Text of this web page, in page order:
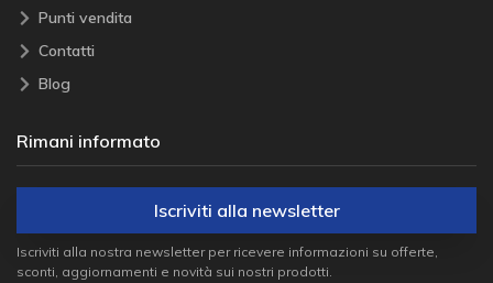
Punti vendita
Contatti
Blog
Rimani informato
Iscriviti alla newsletter
Iscriviti alla nostra newsletter per ricevere informazioni su offerte,
sconti, aggiornamenti e novità sui nostri prodotti.